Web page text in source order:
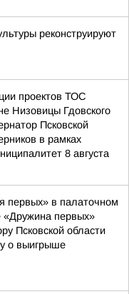
реконструируют
проектов ТОС
Низовицы Гдовского
Псковской
в рамках
8 августа
первых» в палаточном
«Дружина первых»
Псковской области
о выигрыше